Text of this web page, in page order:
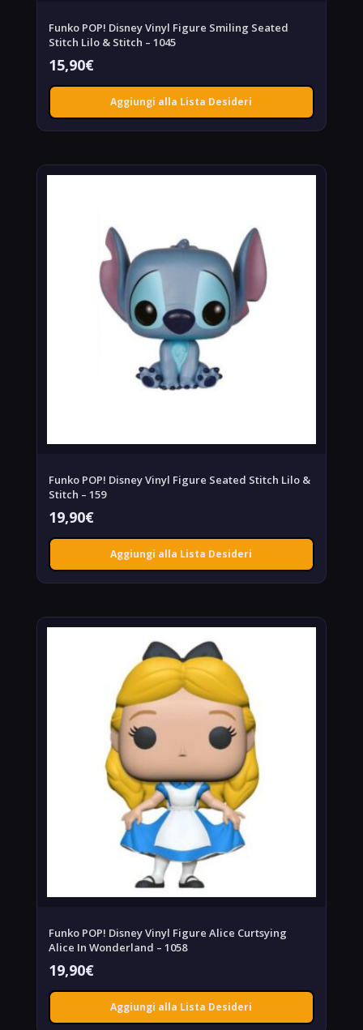
Funko POP! Disney Vinyl Figure Smiling Seated
Stitch Lilo & Stitch – 1045
15,90€
Aggiungi alla Lista Desideri
Funko POP! Disney Vinyl Figure Seated Stitch Lilo &
Stitch – 159
19,90€
Aggiungi alla Lista Desideri
Funko POP! Disney Vinyl Figure Alice Curtsying
Alice In Wonderland – 1058
19,90€
Aggiungi alla Lista Desideri